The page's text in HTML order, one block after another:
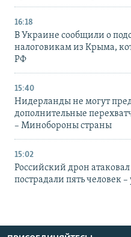
16:18
В Украине сообщили о
налоговикам из Крыма,
РФ
15:40
Нидерланды не могут
дополнительные
– Минобороны страны
15:02
Российский дрон
пострадали пять человек